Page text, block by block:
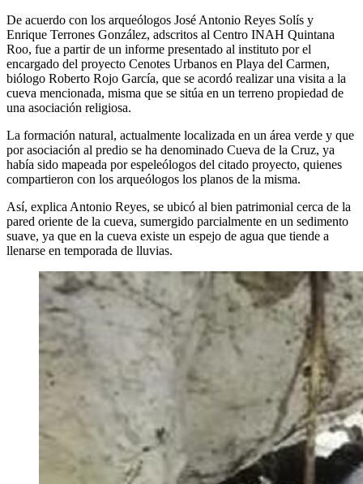
De acuerdo con los arqueólogos José Antonio Reyes Solís y
Enrique Terrones González, adscritos al Centro INAH Quintana
Roo, fue a partir de un informe presentado al instituto por el
encargado del proyecto Cenotes Urbanos en Playa del Carmen,
biólogo Roberto Rojo García, que se acordó realizar una visita a la
cueva mencionada, misma que se sitúa en un terreno propiedad de
una asociación religiosa.
La formación natural, actualmente localizada en un área verde y que
por asociación al predio se ha denominado Cueva de la Cruz, ya
había sido mapeada por espeleólogos del citado proyecto, quienes
compartieron con los arqueólogos los planos de la misma.
Así, explica Antonio Reyes, se ubicó al bien patrimonial cerca de la
pared oriente de la cueva, sumergido parcialmente en un sedimento
suave, ya que en la cueva existe un espejo de agua que tiende a
llenarse en temporada de lluvias.